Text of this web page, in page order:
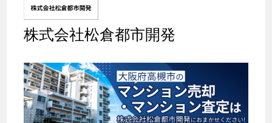
株式会社松倉都市開発